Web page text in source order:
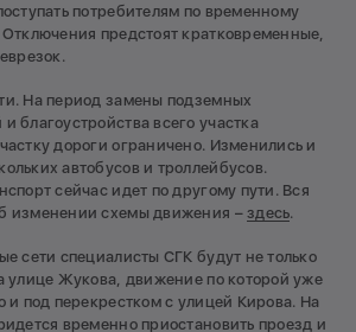
потребителям по временному
предстоят кратковременные,
На период замены подземных
благоустройства всего участка
дороги ограничено. Изменились и
автобусов и троллейбусов.
сейчас идет по другому пути. Вся
изменении схемы движения –здесь.
сети специалисты СГК будут не только
улице Жукова, движение по которой уже
и под перекрестком с улицей Кирова. На
временно приостановить проезд и